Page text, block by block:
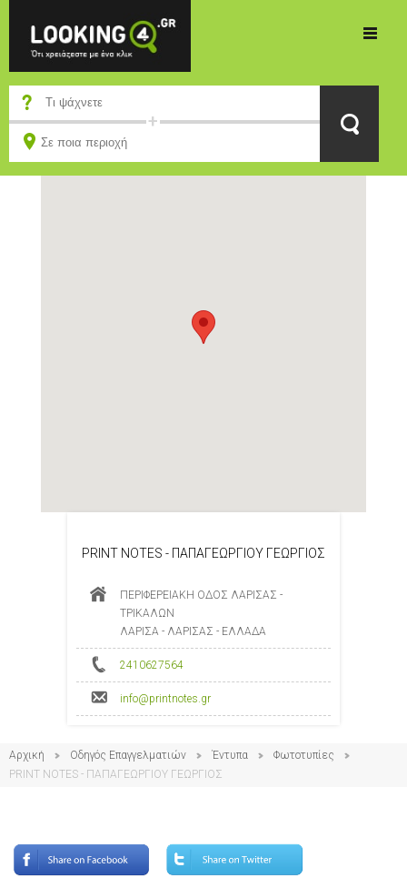
PRINT NOTES - ΠΑΠΑΓΕΩΡΓΙΟΥ ΓΕΩΡΓΙΟΣ
ΠΕΡΙΦΕΡΕΙΑΚΗ ΟΔΟΣ ΛΑΡΙΣΑΣ -
ΤΡΙΚΑΛΩΝ
ΛΑΡΙΣΑ - ΛΑΡΙΣΑΣ - ΕΛΛΑΔΑ
2410627564
info@printnotes.gr
Αρχική Οδηγός Επαγγελματιών Έντυπα
Φωτοτυπίες
PRINT NOTES - ΠΑΠΑΓΕΩΡΓΙΟΥ ΓΕΩΡΓΙΟΣ